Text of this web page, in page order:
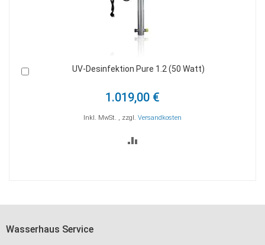
UV-Desinfektion Pure 1.2 (50 Watt)
1.019,00 €
Inkl. MwSt. , zzgl. Versandkosten
Wasserhaus Service